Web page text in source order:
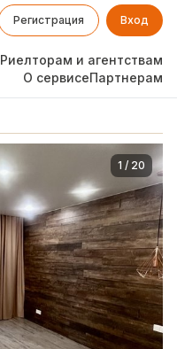
Регистрация Вход
Риелторам и агентствам
О сервисеПартнерам
1 / 20